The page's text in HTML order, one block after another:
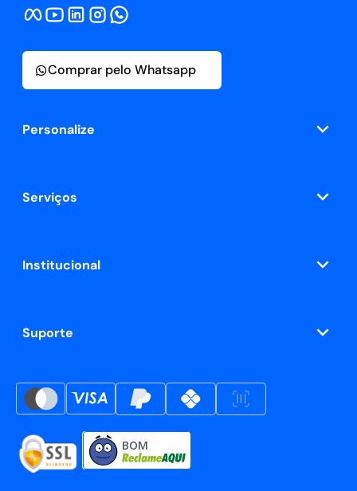
Personalize
Serviços
Institucional
Suporte
Comprar pelo Whatsapp
BOM